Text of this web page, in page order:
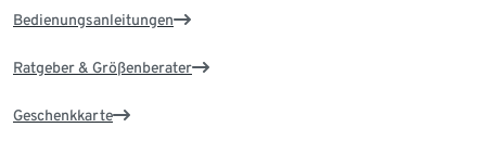
Bedienungsanleitungen
Ratgeber & Größenberater
Geschenkkarte